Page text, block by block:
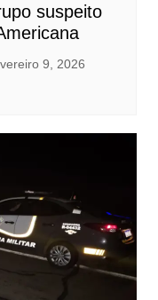
suspeito
9, 2026